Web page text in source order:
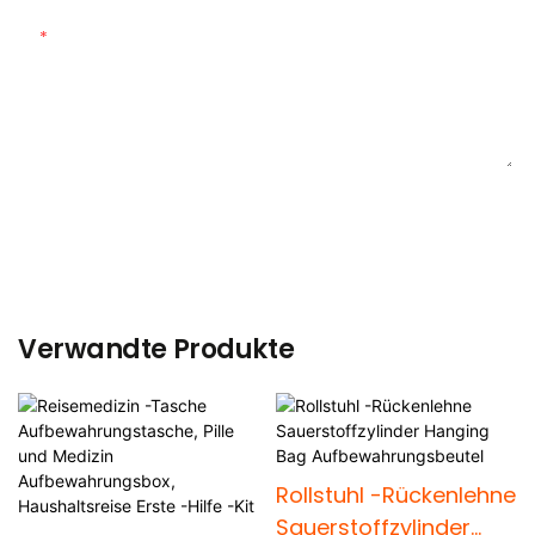
Verwandte Produkte
Rollstuhl -Rückenlehne
Sauerstoffzylinder